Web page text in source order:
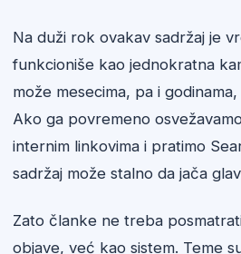
Na duži rok ovakav sadržaj je
funkcioniše kao jednokratna
može mesecima, pa i
Ako ga povremeno
internim linkovima i pratimo
sadržaj može stalno da jača
Zato članke ne treba
objave, već kao sistem. Teme